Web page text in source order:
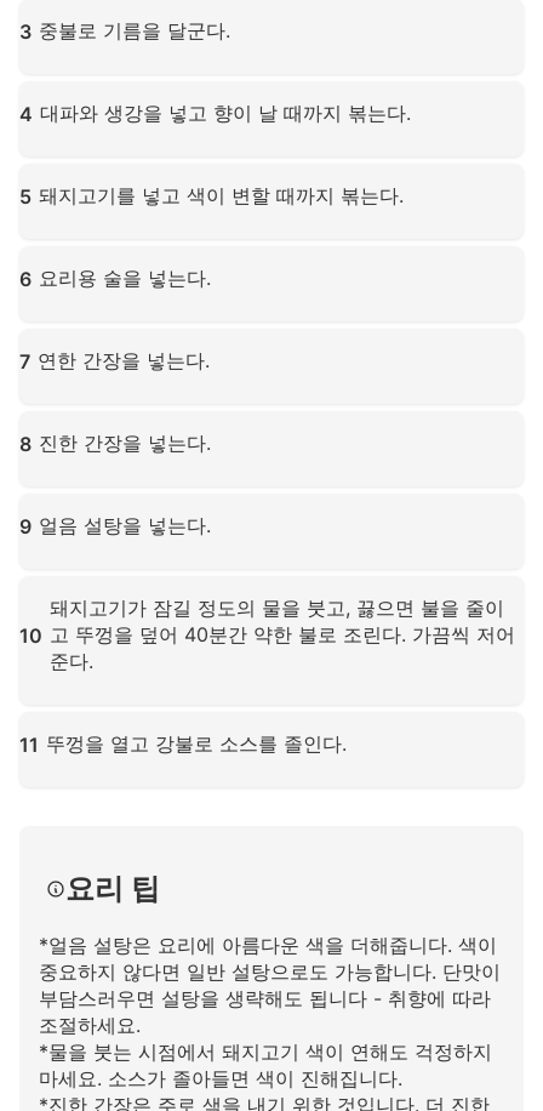
3 중불로 기름을 달군다.
4 대파와 생강을 넣고 향이 날 때까지 볶는다.
5 돼지고기를 넣고 색이 변할 때까지 볶는다.
6 요리용 술을 넣는다.
7 연한 간장을 넣는다.
8 진한 간장을 넣는다.
9 얼음 설탕을 넣는다.
10
돼지고기가 잠길 정도의 물을 붓고, 끓으면 불을 줄이
고 뚜껑을 덮어 40분간 약한 불로 조린다. 가끔씩 저어
준다.
11 뚜껑을 열고 강불로 소스를 졸인다.
요리 팁
*얼음 설탕은 요리에 아름다운 색을 더해줍니다. 색이
중요하지 않다면 일반 설탕으로도 가능합니다. 단맛이
부담스러우면 설탕을 생략해도 됩니다 - 취향에 따라
조절하세요.
*물을 붓는 시점에서 돼지고기 색이 연해도 걱정하지
마세요. 소스가 졸아들면 색이 진해집니다.
*진한 간장은 주로 색을 내기 위한 것입니다. 더 진한